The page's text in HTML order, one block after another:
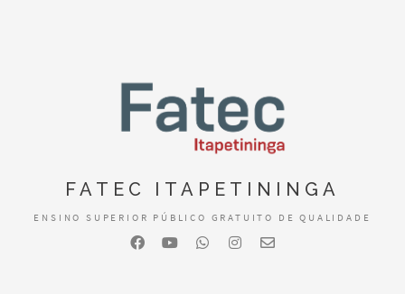
FATEC ITAPETININGA
ENSINO SUPERIOR PÚBLICO GRATUITO DE QUALIDADE